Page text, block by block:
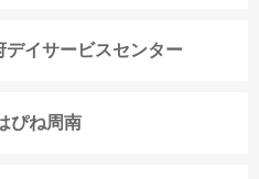
イサービスセンター
ぴね周南